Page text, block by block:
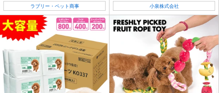
ラブリー・ペット商事 小泉株式会社